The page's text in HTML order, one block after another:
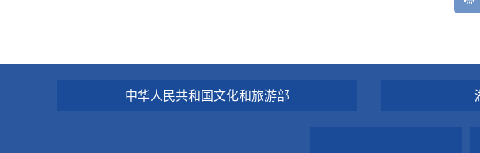
中华人民共和国文化和旅游部